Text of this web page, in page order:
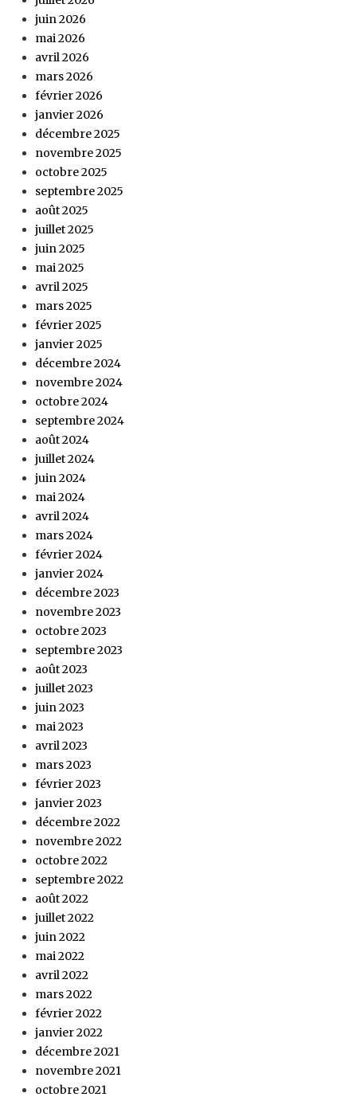
juin 2026
mai 2026
avril 2026
mars 2026
février 2026
janvier 2026
décembre 2025
novembre 2025
octobre 2025
septembre 2025
août 2025
juillet 2025
juin 2025
mai 2025
avril 2025
mars 2025
février 2025
janvier 2025
décembre 2024
novembre 2024
octobre 2024
septembre 2024
août 2024
juillet 2024
juin 2024
mai 2024
avril 2024
mars 2024
février 2024
janvier 2024
décembre 2023
novembre 2023
octobre 2023
septembre 2023
août 2023
juillet 2023
juin 2023
mai 2023
avril 2023
mars 2023
février 2023
janvier 2023
décembre 2022
novembre 2022
octobre 2022
septembre 2022
août 2022
juillet 2022
juin 2022
mai 2022
avril 2022
mars 2022
février 2022
janvier 2022
décembre 2021
novembre 2021
octobre 2021